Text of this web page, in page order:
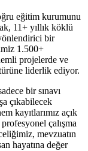
eğitim kurumunu
11+ yıllık köklü
bir
1.500+
projelerde ve
liderlik ediyor.
bir sınavı
çıkabilecek
kayıtlarımız açık
çalışma
mevzuatın
hayatına değer